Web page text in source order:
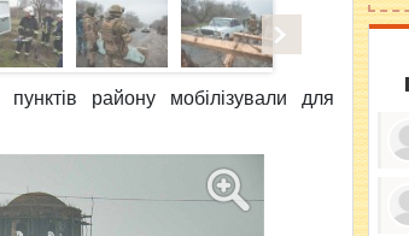
пунктів району мобілізували для